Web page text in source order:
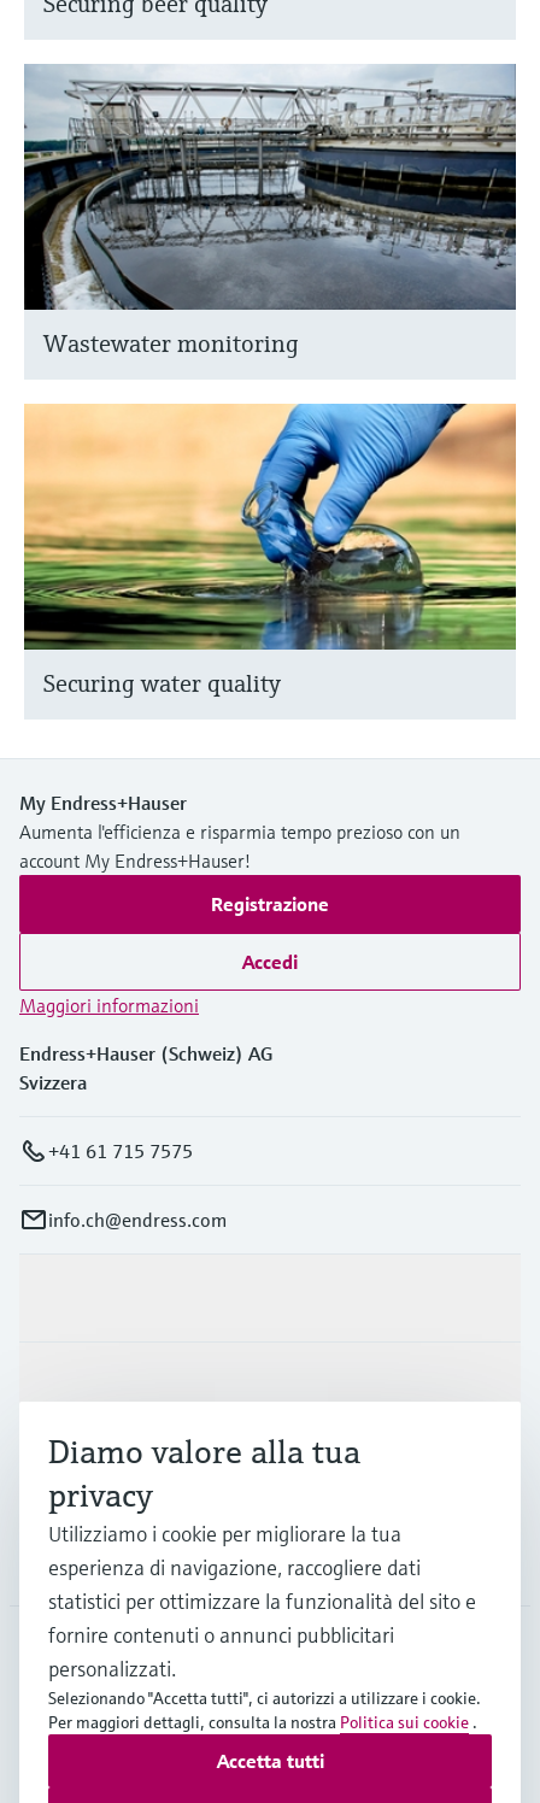
Wastewater monitoring
Securing water quality
My Endress+Hauser
Aumenta l'efficienza e risparmia tempo prezioso con un
account My Endress+Hauser!
Registrazione
Accedi
Maggiori informazioni
Endress+Hauser (Schweiz) AG
Svizzera
+41 61 715 7575
info.ch@endress.com
La società
CHE•Italiano
Copyright © Endress+Hauser Group Services AG
Diamo valore alla tua
privacy
Utilizziamo i cookie per migliorare la tua
esperienza di navigazione, raccogliere dati
statistici per ottimizzare la funzionalità del sito e
fornire contenuti o annunci pubblicitari
personalizzati.
Selezionando "Accetta tutti", ci autorizzi a utilizzare i cookie.
Per maggiori dettagli, consulta la nostra Politica sui cookie .
Accetta tutti